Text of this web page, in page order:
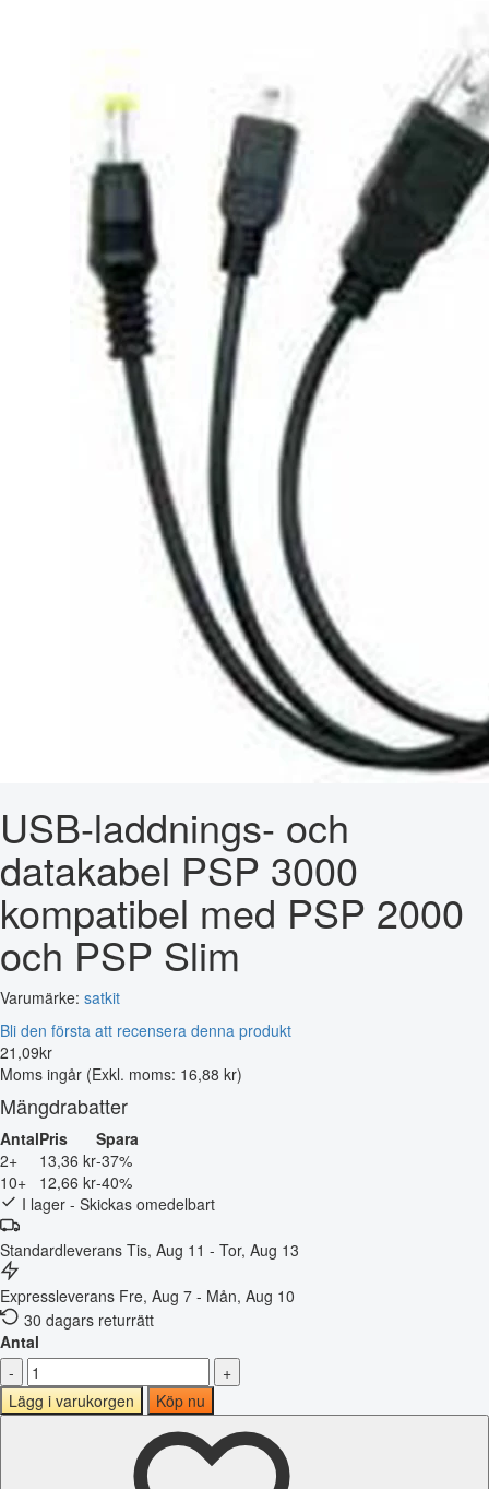
USB-laddnings- och
datakabel PSP 3000
kompatibel med PSP 2000
och PSP Slim
Varumärke: satkit
Bli den första att recensera denna produkt
21 ,09kr
Moms ingår (Exkl. moms: 16,88 kr)
Mängdrabatter
AntalPris
Spara
2+
13,36 kr-37%
10+
12,66 kr-40%
I lager - Skickas omedelbart
Standardleverans Tis, Aug 11 - Tor, Aug 13
Expressleverans Fre, Aug 7 - Mån, Aug 10
30 dagars returrätt
Antal
-
+
Lägg i varukorgen
Köp nu